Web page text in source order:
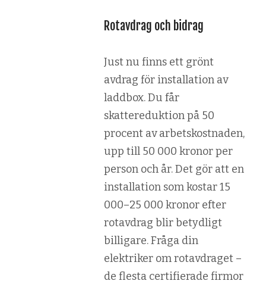
Rotavdrag och bidrag
Just nu finns ett grönt
avdrag för installation av
laddbox. Du får
skattereduktion på 50
procent av arbetskostnaden,
upp till 50 000 kronor per
person och år. Det gör att en
installation som kostar 15
000–25 000 kronor efter
rotavdrag blir betydligt
billigare. Fråga din
elektriker om rotavdraget –
de flesta certifierade firmor